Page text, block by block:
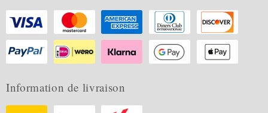
Information de livraison